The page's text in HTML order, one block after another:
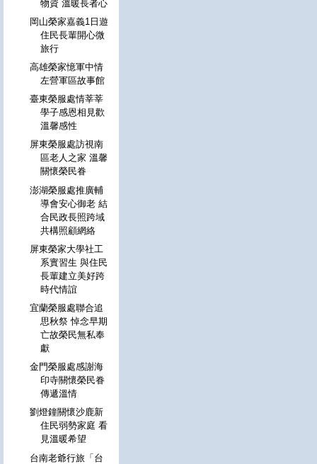
物資 溫暖長者心
岡山榮家嘉義1日遊
住民長輩開心微
旅行
高雄榮家憶軍中情
左營軍區故事館
臺東榮服處情莘莘
學子感恩相見歡
溫馨感性
屏東榮服處訪視南
區老人之家 溫馨
關懷榮民眷
澎湖榮服處推廣輔
導會安心御老 結
合民政長照跨域
共構照顧網絡
屏東榮家大學社工
系實習生 與住民
長輩建立美好跨
時代情誼
宜蘭榮服處聯合追
思秋祭 悼念早期
亡故榮民無私奉
獻
金門榮服處感謝海
印寺關懷榮民眷
傳遞溫情
劉燈鐘關懷沙鹿新
住民弱勢家庭 看
見溫暖希望
台南老爺行旅「台